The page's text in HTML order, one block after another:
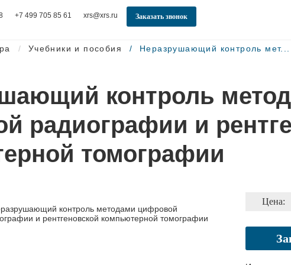
+7 499 705 85 61 xrs@xrs.ru Заказать звонок
Учебники и пособия Неразрушающий контроль мет...
контроль
радиографии и
томографии
Цена: